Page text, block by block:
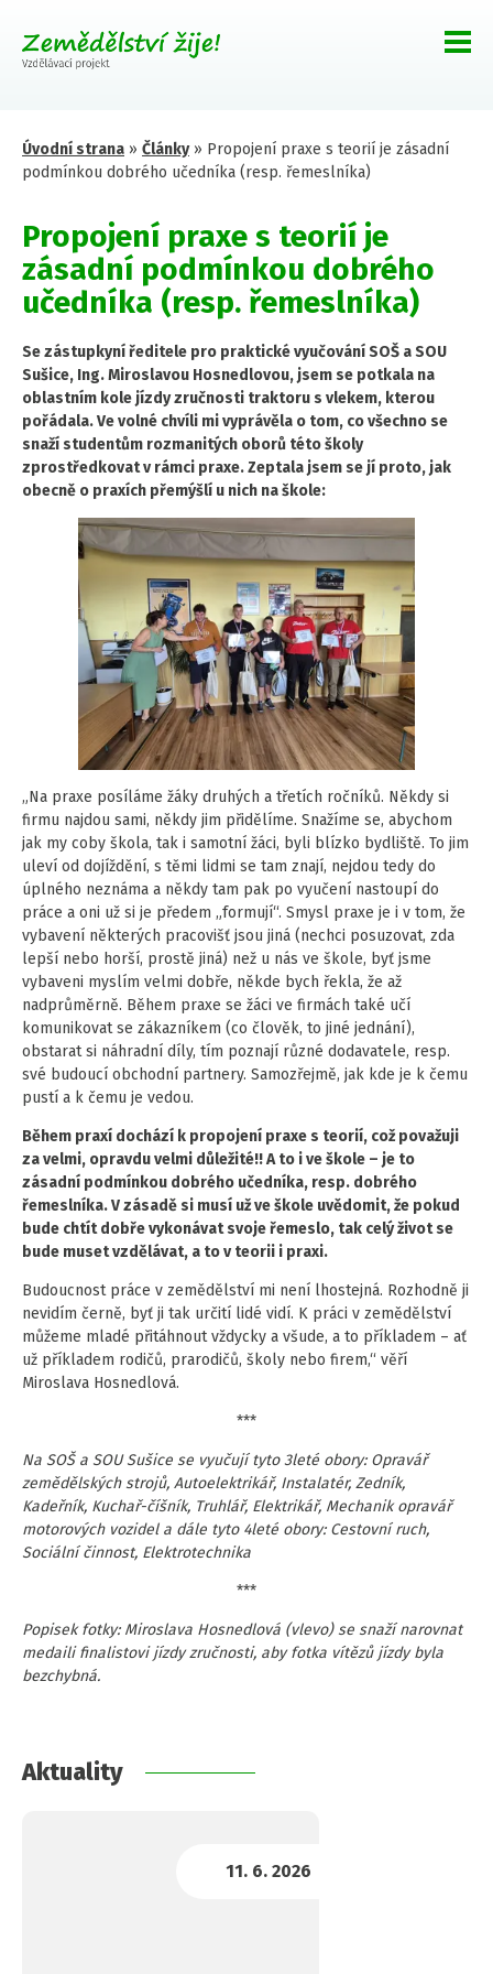
Úvodní strana » Články» Propojení praxe s teorií je zásadní
podmínkou dobrého učedníka (resp. řemeslníka)
Propojení praxe s teorií je
zásadní podmínkou dobrého
učedníka (resp. řemeslníka)
Se zástupkyní ředitele pro praktické vyučování SOŠ a SOU
Sušice, Ing. Miroslavou Hosnedlovou, jsem se potkala na
oblastním kole jízdy zručnosti traktoru s vlekem, kterou
pořádala. Ve volné chvíli mi vyprávěla o tom, co všechno se
snaží studentům rozmanitých oborů této školy
zprostředkovat v rámci praxe. Zeptala jsem se jí proto, jak
obecně o praxích přemýšlí u nich na škole:
„Na praxe posíláme žáky druhých a třetích ročníků. Někdy si
firmu najdou sami, někdy jim přidělíme. Snažíme se, abychom
jak my coby škola, tak i samotní žáci, byli blízko bydliště. To jim
uleví od dojíždění, s těmi lidmi se tam znají, nejdou tedy do
úplného neznáma a někdy tam pak po vyučení nastoupí do
práce a oni už si je předem „formují“. Smysl praxe je i v tom, že
vybavení některých pracovišť jsou jiná (nechci posuzovat, zda
lepší nebo horší, prostě jiná) než u nás ve škole, byť jsme
vybaveni myslím velmi dobře, někde bych řekla, že až
nadprůměrně. Během praxe se žáci ve firmách také učí
komunikovat se zákazníkem (co člověk, to jiné jednání),
obstarat si náhradní díly, tím poznají různé dodavatele, resp.
své budoucí obchodní partnery. Samozřejmě, jak kde je k čemu
pustí a k čemu je vedou.
Během praxí dochází k propojení praxe s teorií, což považuji
za velmi, opravdu velmi důležité!! A to i ve škole – je to
zásadní podmínkou dobrého učedníka, resp. dobrého
řemeslníka. V zásadě si musí už ve škole uvědomit, že pokud
bude chtít dobře vykonávat svoje řemeslo, tak celý život se
bude muset vzdělávat, a to v teorii i praxi.
Budoucnost práce v zemědělství mi není lhostejná. Rozhodně ji
nevidím černě, byť ji tak určití lidé vidí. K práci v zemědělství
můžeme mladé přitáhnout vždycky a všude, a to příkladem – ať
už příkladem rodičů, prarodičů, školy nebo firem,“ věří
Miroslava Hosnedlová.
***
Na SOŠ a SOU Sušice se vyučují tyto 3leté obory: Opravář
zemědělských strojů, Autoelektrikář, Instalatér, Zedník,
Kadeřník, Kuchař-číšník, Truhlář, Elektrikář, Mechanik opravář
motorových vozidel a dále tyto 4leté obory: Cestovní ruch,
Sociální činnost, Elektrotechnika
***
Popisek fotky: Miroslava Hosnedlová (vlevo) se snaží narovnat
medaili finalistovi jízdy zručnosti, aby fotka vítězů jízdy byla
bezchybná.
Aktuality